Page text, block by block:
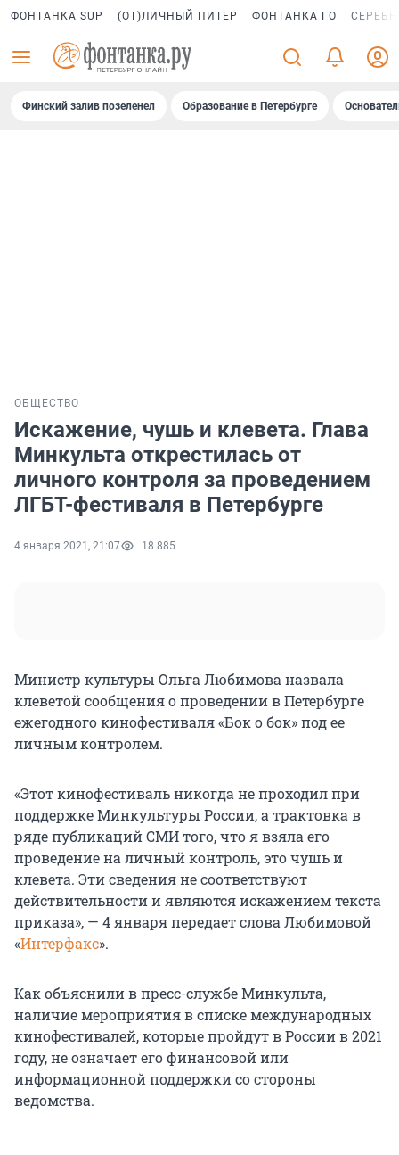
ФОНТАНКА SUP (ОТ)ЛИЧНЫЙ ПИТЕР ФОНТАНКА ГО
Финский залив позеленел Образование в Петербурге
ОБЩЕСТВО
Искажение, чушь и клевета. Глава
Минкульта открестилась от
личного контроля за проведением
ЛГБТ-фестиваля в Петербурге
4 января 2021, 21:07 18 885
Министр культуры Ольга Любимова назвала
клеветой сообщения о проведении в Петербурге
ежегодного кинофестиваля «Бок о бок» под ее
личным контролем.
«Этот кинофестиваль никогда не проходил при
поддержке Минкультуры России, а трактовка в
ряде публикаций СМИ того, что я взяла его
проведение на личный контроль, это чушь и
клевета. Эти сведения не соответствуют
действительности и являются искажением текста
приказа», — 4 января передает слова Любимовой
«Интерфакс».
Как объяснили в пресс-службе Минкульта,
наличие мероприятия в списке международных
кинофестивалей, которые пройдут в России в 2021
году, не означает его финансовой или
информационной поддержки со стороны
ведомства.